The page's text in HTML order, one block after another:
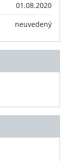
01.08.2020
neuvedený